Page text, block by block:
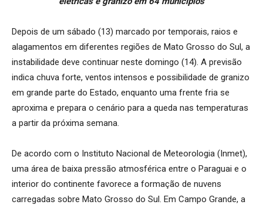
Depois de um sábado (13) marcado por temporais, raios e
alagamentos em diferentes regiões de Mato Grosso do Sul, a
instabilidade deve continuar neste domingo (14). A previsão
indica chuva forte, ventos intensos e possibilidade de granizo
em grande parte do Estado, enquanto uma frente fria se
aproxima e prepara o cenário para a queda nas temperaturas
a partir da próxima semana.
De acordo com o Instituto Nacional de Meteorologia (Inmet),
uma área de baixa pressão atmosférica entre o Paraguai e o
interior do continente favorece a formação de nuvens
carregadas sobre Mato Grosso do Sul. Em Campo Grande, a